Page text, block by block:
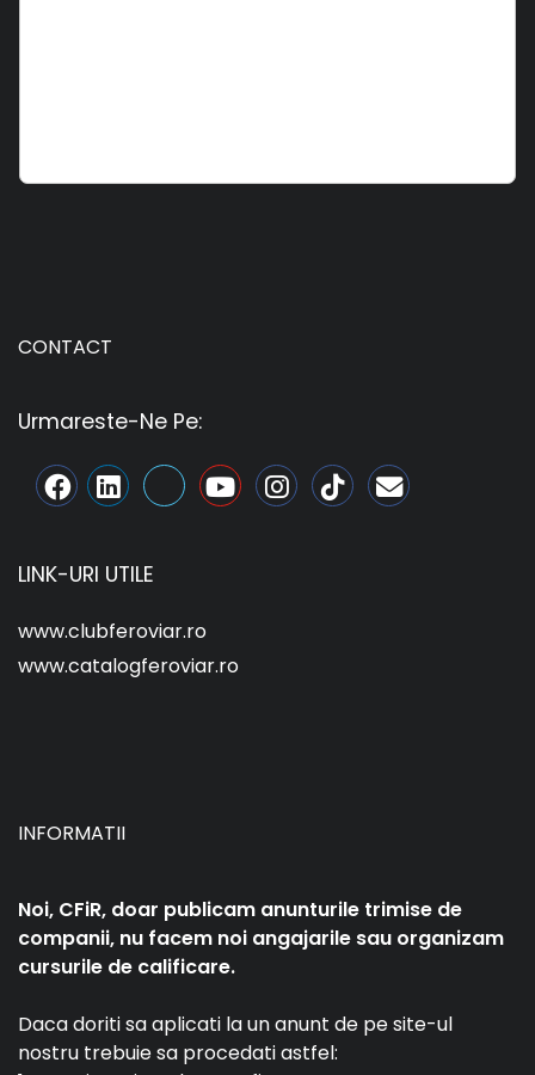
CONTACT
Urmareste-Ne Pe:
LINK-URI UTILE
www.clubferoviar.ro
www.catalogferoviar.ro
INFORMATII
Noi, CFiR, doar publicam anunturile trimise de
companii, nu facem noi angajarile sau organizam
cursurile de calificare.
Daca doriti sa aplicati la un anunt de pe site-ul
nostru trebuie sa procedati astfel: